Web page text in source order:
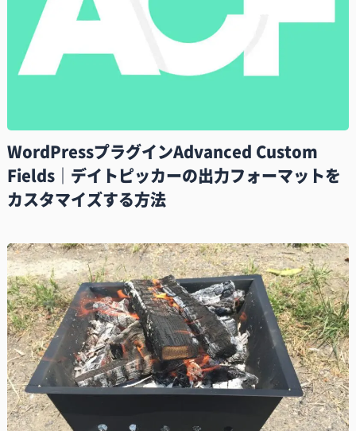
WordPressプラグインAdvanced Custom
Fields｜デイトピッカーの出力フォーマットを
カスタマイズする方法